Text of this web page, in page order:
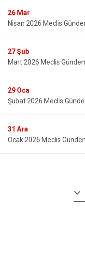
26 Mar
Nisan 2026 Meclis
27Şub
Mart 2026 Meclis
29 Oca
Şubat 2026 Meclis
31 Ara
Ocak 2026 Meclis